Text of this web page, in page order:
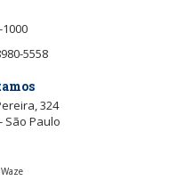
1000
5558
324
São Paulo